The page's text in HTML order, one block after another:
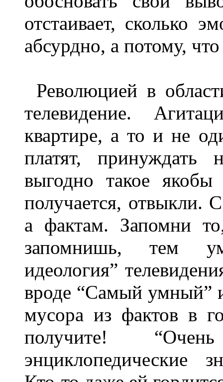
отстаивает, сколько
абсурдно, а потому,
Революцией в
телевидение.
квартире, а то и не
платят, принуждать
выгодно такое якобы
получается, отвыкли.
а фактам. Запомни
запомнишь, тем
идеология”
вроде “Самый умный”
мусора из фактов в
получите!
энциклопедические